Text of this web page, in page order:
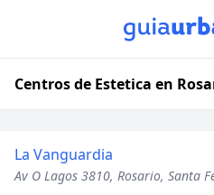
Centros de Estetica en
La Vanguardia
Av O Lagos 3810, Rosario, Santa